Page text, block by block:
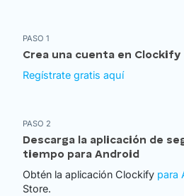
PASO 1
Crea una cuenta en Clockify
Regístrate gratis aquí
PASO 2
Descarga la aplicación de
tiempo para Android
Obtén la aplicación Clockify para
Store.